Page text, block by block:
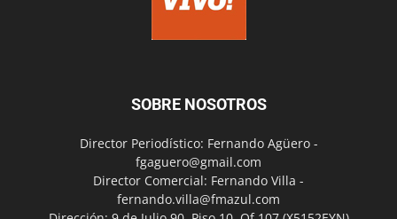
SOBRE NOSOTROS
Director Periodístico: Fernando Agüero -
fgaguero@gmail.com
Director Comercial: Fernando Villa -
fernando.villa@fmazul.com